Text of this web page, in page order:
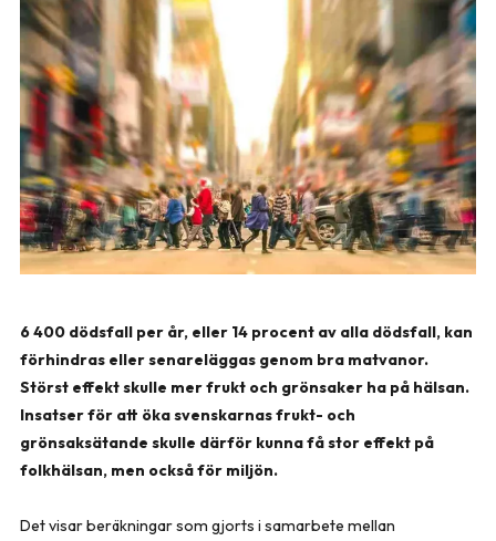
6 400 dödsfall per år, eller 14 procent av alla dödsfall, kan
förhindras eller senareläggas genom bra matvanor.
Störst effekt skulle mer frukt och grönsaker ha på hälsan.
Insatser för att öka svenskarnas frukt- och
grönsaksätande skulle därför kunna få stor effekt på
folkhälsan, men också för miljön.
Det visar beräkningar som gjorts i samarbete mellan